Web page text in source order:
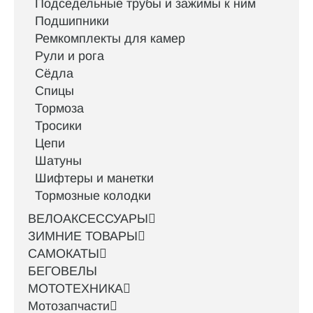
Подседельные трубы и зажимы к ним
Подшипники
Ремкомплекты для камер
Рули и рога
Сёдла
Спицы
Тормоза
Тросики
Цепи
Шатуны
Шифтеры и манетки
Тормозные колодки
ВЕЛОАКСЕССУАРЫ
ЗИМНИЕ ТОВАРЫ
САМОКАТЫ
БЕГОВЕЛЫ
МОТОТЕХНИКА
Мотозапчасти